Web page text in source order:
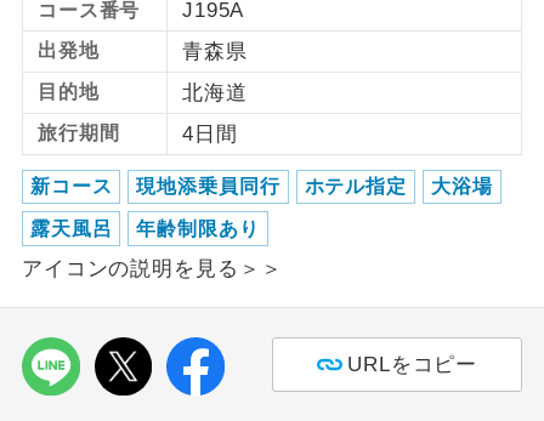
コース番号 J195A
出発地 青森県
目的地 北海道
旅行期間 4日間
新コース 現地添乗員同行 ホテル指定 大浴場
露天風呂 年齢制限あり
アイコンの説明を見る＞＞
URLをコピー
す。
年齢制限あり
ご参加にあたり年齢に制限があるコース
です。
航空会社指定
利用航空会社が指定なので、ご出発の計
画にとても便利です。
ホテル指定
ご紹介するホテルを指定したコースで
す。
ス2席利用